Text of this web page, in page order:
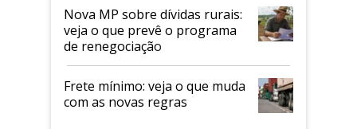
Nova MP sobre dívidas rurais:
veja o que prevê o programa
de renegociação
Frete mínimo: veja o que muda
com as novas regras